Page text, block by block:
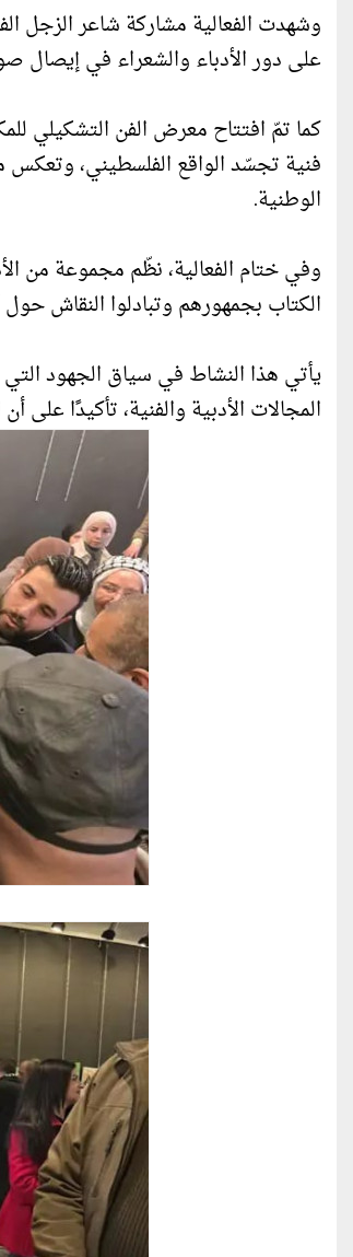
وشهدت الفعالية مشاركة شاعر الزجل
على دور الأدباء والشعراء في إيصال
كما تمّ افتتاح معرض الفن التشكيلي
فنية تجسّد الواقع الفلسطيني، وتعكس
الوطنية.
وفي ختام الفعالية، نظّم مجموعة من
الكتاب بجمهورهم وتبادلوا النقاش
يأتي هذا النشاط في سياق الجهود
المجالات الأدبية والفنية، تأكيدًا على